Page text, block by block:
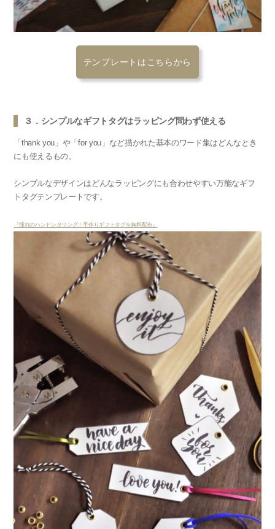
テンプレートはこちらから
３．シンプルなギフトタグはラッピング問わず使える
「thank you」や「for you」など描かれた基本のワード集はどんなとき
にも使えるもの。
シンプルなデザインはどんなラッピングにも合わせやすい万能なギフ
トタグテンプレートです。
『憧れのハンドレタリング！手作りギフトタグを無料配布』